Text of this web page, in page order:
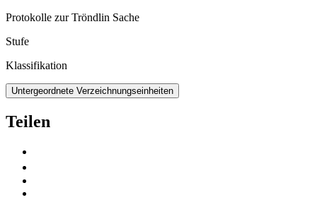
Protokolle zur Tröndlin Sache
Stufe
Klassifikation
Untergeordnete Verzeichnungseinheiten
Teilen